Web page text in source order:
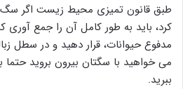
طبق قانون تمیزی محیط زیست اگر
کرد، باید به طور کامل آن را جمع
مدفوع حیوانات، قرار دهید و در سطل
می خواهید با سگتان بیرون بروید
ببرید.